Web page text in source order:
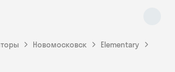
Новомосковск
Elementary